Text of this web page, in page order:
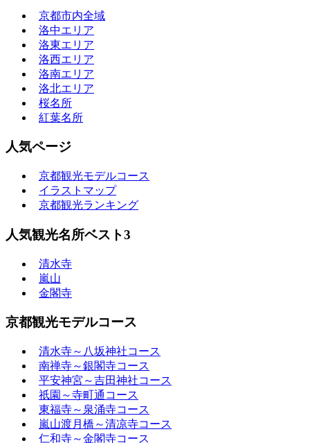
京都市内全域
洛中エリア
洛東エリア
洛西エリア
洛南エリア
洛北エリア
桜名所
紅葉名所
人気ページ
京都観光モデルコース
イラストマップ
京都観光ランキング
人気観光名所ベスト3
清水寺
嵐山
金閣寺
京都観光モデルコース
清水寺～八坂神社コース
南禅寺～銀閣寺コース
平安神宮～吉田神社コース
祇園～寺町通コース
東福寺～泉涌寺コース
嵐山渡月橋～清凉寺コース
仁和寺～金閣寺コース